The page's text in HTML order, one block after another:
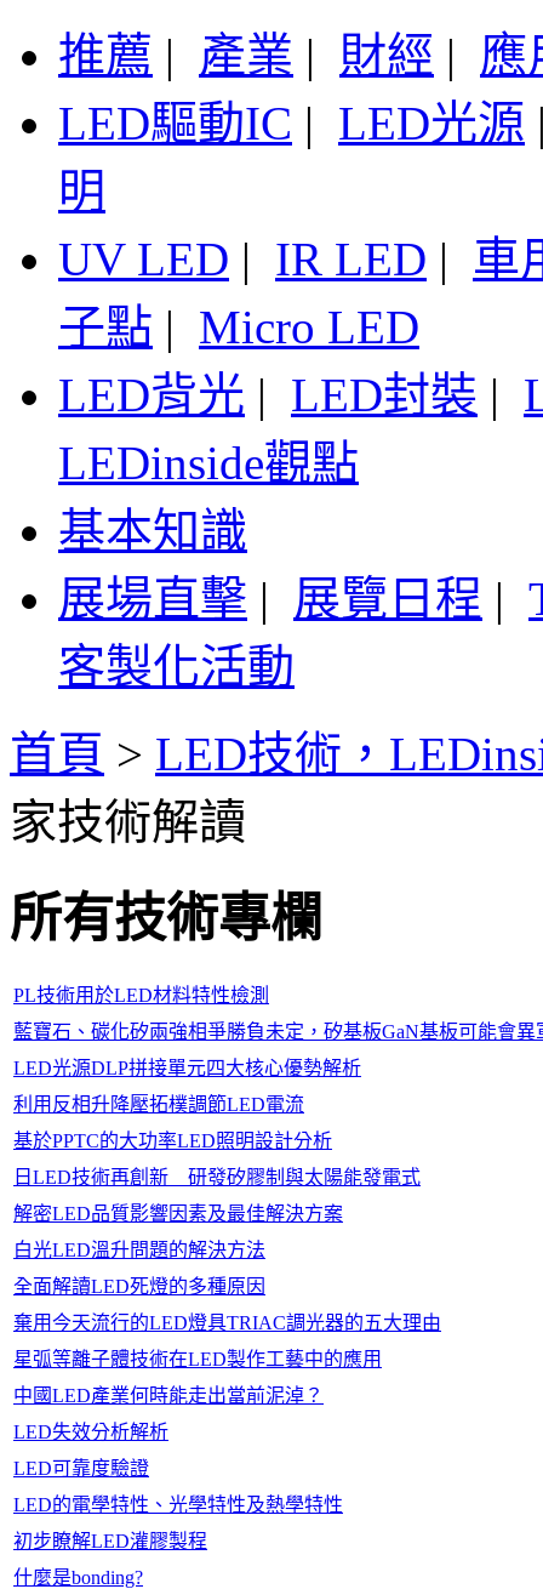
推薦 | 產業 | 財經 | 應
LED驅動IC | LED光源
明
UV LED | IR LED | 車
子點 | Micro LED
LED背光 | LED封裝 |
LEDinside觀點
基本知識
展場直擊 | 展覽日程 |
客製化活動
首頁 > LED技術，
家技術解讀
所有技術專欄
PL技術用於LED材料特性檢測
藍寶石、碳化矽兩強相爭勝負未定，矽基板GaN基板可能會
LED光源DLP拼接單元四大核心優勢解析
利用反相升降壓拓樸調節LED電流
基於PPTC的大功率LED照明設計分析
日LED技術再創新 研發矽膠制與太陽能發電式
解密LED品質影響因素及最佳解決方案
白光LED溫升問題的解決方法
全面解讀LED死燈的多種原因
棄用今天流行的LED燈具TRIAC調光器的五大理由
星弧等離子體技術在LED製作工藝中的應用
中國LED產業何時能走出當前泥淖？
LED失效分析解析
LED可靠度驗證
LED的電學特性、光學特性及熱學特性
初步瞭解LED灌膠製程
什麼是bonding?